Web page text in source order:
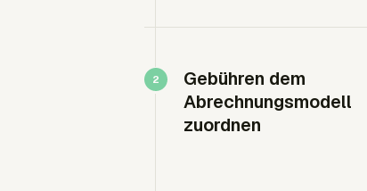
Gebühren dem
Abrechnungsmodell
zuordnen